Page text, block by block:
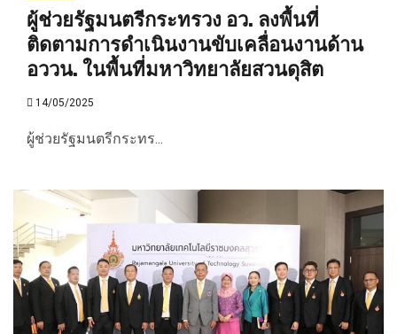
ผู้ช่วยรัฐมนตรีกระทรวง อว. ลงพื้นที่
ติดตามการดำเนินงานขับเคลื่อนงานด้าน
อววน. ในพื้นที่มหาวิทยาลัยสวนดุสิต
14/05/2025
ผู้ช่วยรัฐมนตรีกระทร...